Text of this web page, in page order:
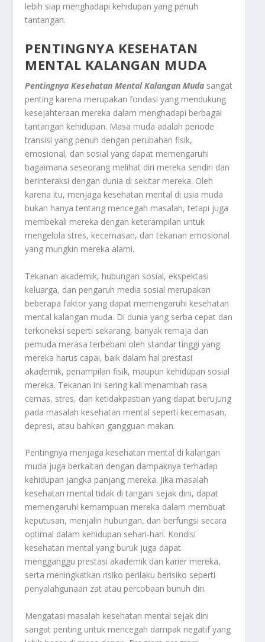
lebih siap menghadapi kehidupan yang penuh
tantangan.
PENTINGNYA KESEHATAN
MENTAL KALANGAN MUDA
Pentingnya Kesehatan Mental Kalangan Muda sangat
penting karena merupakan fondasi yang mendukung
kesejahteraan mereka dalam menghadapi berbagai
tantangan kehidupan. Masa muda adalah periode
transisi yang penuh dengan perubahan fisik,
emosional, dan sosial yang dapat memengaruhi
bagaimana seseorang melihat diri mereka sendiri dan
berinteraksi dengan dunia di sekitar mereka. Oleh
karena itu, menjaga kesehatan mental di usia muda
bukan hanya tentang mencegah masalah, tetapi juga
membekali mereka dengan keterampilan untuk
mengelola stres, kecemasan, dan tekanan emosional
yang mungkin mereka alami.
Tekanan akademik, hubungan sosial, ekspektasi
keluarga, dan pengaruh media sosial merupakan
beberapa faktor yang dapat memengaruhi kesehatan
mental kalangan muda. Di dunia yang serba cepat dan
terkoneksi seperti sekarang, banyak remaja dan
pemuda merasa terbebani oleh standar tinggi yang
mereka harus capai, baik dalam hal prestasi
akademik, penampilan fisik, maupun kehidupan sosial
mereka. Tekanan ini sering kali menambah rasa
cemas, stres, dan ketidakpastian yang dapat berujung
pada masalah kesehatan mental seperti kecemasan,
depresi, atau bahkan gangguan makan.
Pentingnya menjaga kesehatan mental di kalangan
muda juga berkaitan dengan dampaknya terhadap
kehidupan jangka panjang mereka. Jika masalah
kesehatan mental tidak di tangani sejak dini, dapat
memengaruhi kemampuan mereka dalam membuat
keputusan, menjalin hubungan, dan berfungsi secara
optimal dalam kehidupan sehari-hari. Kondisi
kesehatan mental yang buruk juga dapat
mengganggu prestasi akademik dan karier mereka,
serta meningkatkan risiko perilaku berisiko seperti
penyalahgunaan zat atau percobaan bunuh diri.
Mengatasi masalah kesehatan mental sejak dini
sangat penting untuk mencegah dampak negatif yang